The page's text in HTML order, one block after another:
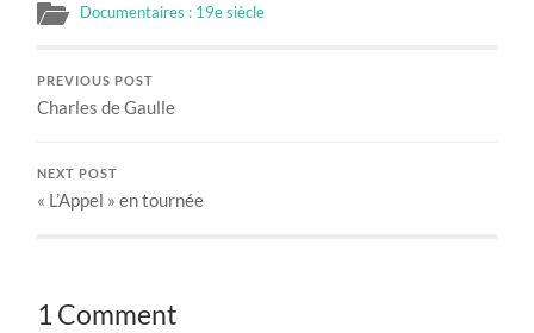
Documentaires : 19e siècle
PREVIOUS POST
Charles de Gaulle
NEXT POST
« L’Appel » en tournée
1 Comment